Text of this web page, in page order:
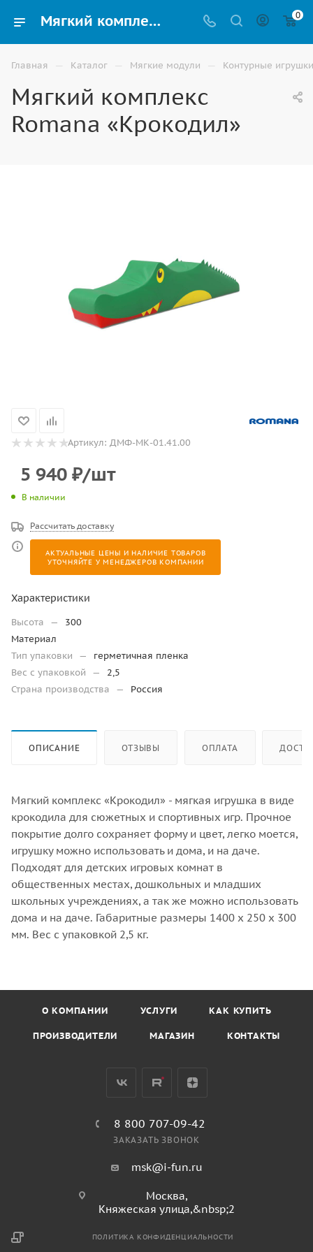
Мягкий комплекс Romana «Крокодил» разных форм и размеров купить в Москве 0
Главная — Каталог — Мягкие модули — Контурные игрушки
Мягкий комплекс
Romana «Крокодил»
Артикул: ДМФ-МК-01.41.00
5 940 ₽/шт
В наличии
Рассчитать доставку
АКТУАЛЬНЫЕ ЦЕНЫ И НАЛИЧИЕ ТОВАРОВ
УТОЧНЯЙТЕ У МЕНЕДЖЕРОВ КОМПАНИИ
Характеристики
Высота —
300
Материал
Тип упаковки
—
герметичная пленка
Вес с упаковкой
—
2,5
Страна производства
— Россия
ОПИСАНИЕ ОТЗЫВЫ ОПЛАТА
Мягкий комплекс «Крокодил» - мягкая игрушка в виде
крокодила для сюжетных и спортивных игр. Прочное
покрытие долго сохраняет форму и цвет, легко моется,
игрушку можно использовать и дома, и на даче.
Подходят для детских игровых комнат в
общественных местах, дошкольных и младших
школьных учреждениях, а так же можно использовать
дома и на даче. Габаритные размеры 1400 х 250 х 300
мм. Вес с упаковкой 2,5 кг.
О КОМПАНИИ УСЛУГИ КАК КУПИТЬ
ПРОИЗВОДИТЕЛИ МАГАЗИН КОНТАКТЫ
8 800 707-09-42
ЗАКАЗАТЬ ЗВОНОК
msk@i-fun.ru
Москва,
Княжеская улица,&nbsp;2
ПОЛИТИКА КОНФИДЕНЦИАЛЬНОСТИ